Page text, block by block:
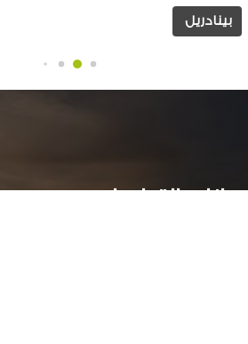
بينادريل
بيانات التواصل: